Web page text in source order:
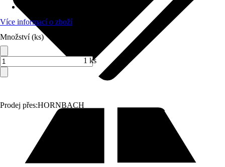
Prodej přes:HORNBACH
Více informací o zboží
Množství (ks)
1 ks